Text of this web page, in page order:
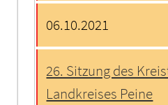
06.10.2021
26. Sitzung des
Landkreises Peine